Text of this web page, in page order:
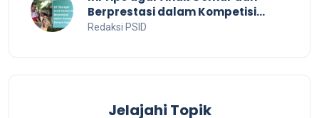
Berprestasi dalam Kompetisi
Bahasa Inggris
Redaksi PSID
Jelajahi Topik